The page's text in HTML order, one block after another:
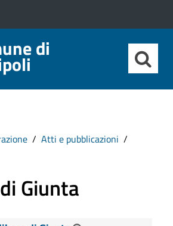
di
Atti e pubblicazioni
Giunta